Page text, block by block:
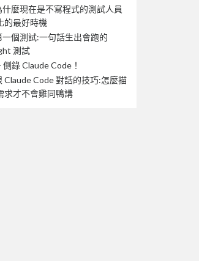
什麼現在是不寫程式的測試人員
的最好時機
一個測試:一句話生出會跑的
測試
側錄 Claude Code！
Claude Code 對話的技巧:怎麼描
求才不會雞同鴨講